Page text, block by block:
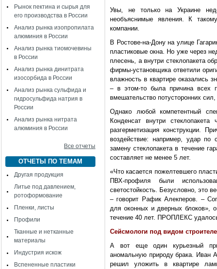
Рынок пектина и сырья для
его производства в России
Анализ рынка изопропилата
алюминия в России
Анализ рынка тиомочевины
в России
Анализ рынка динитрата
изосорбида в России
Анализ рынка сульфида и
гидросульфида натрия в
России
Анализ рынка нитрата
алюминия в России
Все отчеты
ОТЧЕТЫ ПО ТЕМАМ
Другая продукция
Литье под давлением,
ротоформование
Пленки, листы
Профили
Тканные и нетканные
материалы
Индустрия искож
Вспененные пластики
Увы, не только на Украине
необъяснимые явления. К
компании.
В Ростове-на-Дону на улице
пластиковые окна. Но уже через
плесень, а внутри стеклопакета
фирмы-установщика ответили
влажность в квартире оказались
– в этом-то была причина всех
вмешательство потусторонних
Однако любой компетентный
Конденсат внутри
разгерметизация конструкции.
воздействие: например, удар по
замену стеклопакета в течение
составляет не менее 5 лет.
«Что касается пожелтевшего
ПВХ-профиля были
светостойкость. Безусловно, это
– говорит Рафик Алекперов. –
для оконных и дверных блоков»,
течение 40 лет. ПРОПЛЕКС
Сейсмологи под видом
А вот еще один курьезный
аномальную природу брака. Иван
решил уложить в квартире